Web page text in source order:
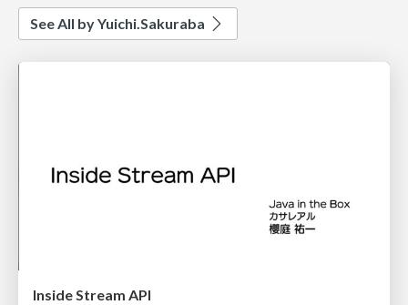
See All by Yuichi.Sakuraba
Inside Stream API